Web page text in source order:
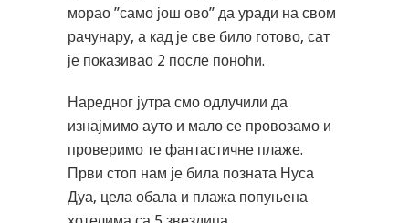
морао ”само још ово” да уради на свом
рачунару, а кад је све било готово, сат
је показивао 2 после поноћи.
Наредног јутра смо одлучили да
изнајмимо ауто и мало се провозамо и
проверимо те фантастичне плаже.
Први стоп нам је била позната Нуса
Дуа, цела обала и плажа попуњена